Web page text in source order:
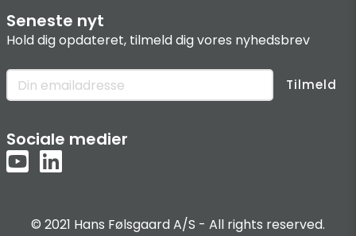
Seneste nyt
Hold dig opdateret, tilmeld dig vores nyhedsbrev
Tilmeld
Sociale medier
© 2021 Hans Følsgaard A/S - All rights reserved.